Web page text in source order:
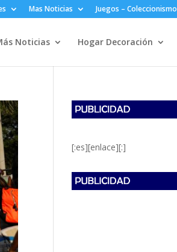
Mas Noticias Juegos – Coleccionismo
Noticias Hogar Decoración
[:es][enlace][:]